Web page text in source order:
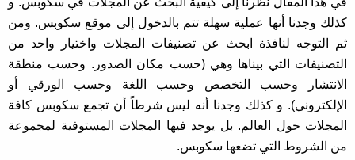
كذلك وجدنا أنها عملية سهلة تتم بالدخول إلى موقع سكوبس. ومن
ثم التوجه لنافذة ابحث عن تصنيفات المجلات واختيار واحد من
التصنيفات التي بيناها وهي (حسب مكان الصدور. وحسب منطقة
الانتشار وحسب التخصص وحسب اللغة وحسب الورقي أو
الإلكتروني). و كذلك وجدنا أنه ليس شرطاً أن تجمع سكوبس كافة
المجلات حول العالم. بل يوجد فيها المجلات المستوفية لمجموعة
من الشروط التي تضعها سكوبس.